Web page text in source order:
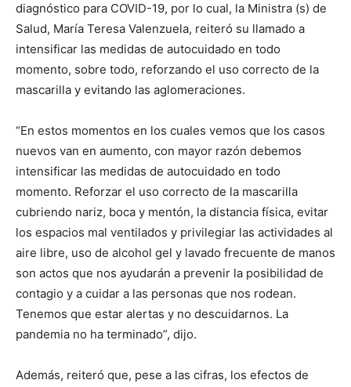
diagnóstico para COVID-19, por lo cual, la Ministra (s) de
Salud, María Teresa Valenzuela, reiteró su llamado a
intensificar las medidas de autocuidado en todo
momento, sobre todo, reforzando el uso correcto de la
mascarilla y evitando las aglomeraciones.
“En estos momentos en los cuales vemos que los casos
nuevos van en aumento, con mayor razón debemos
intensificar las medidas de autocuidado en todo
momento. Reforzar el uso correcto de la mascarilla
cubriendo nariz, boca y mentón, la distancia física, evitar
los espacios mal ventilados y privilegiar las actividades al
aire libre, uso de alcohol gel y lavado frecuente de manos
son actos que nos ayudarán a prevenir la posibilidad de
contagio y a cuidar a las personas que nos rodean.
Tenemos que estar alertas y no descuidarnos. La
pandemia no ha terminado”, dijo.
Además, reiteró que, pese a las cifras, los efectos de